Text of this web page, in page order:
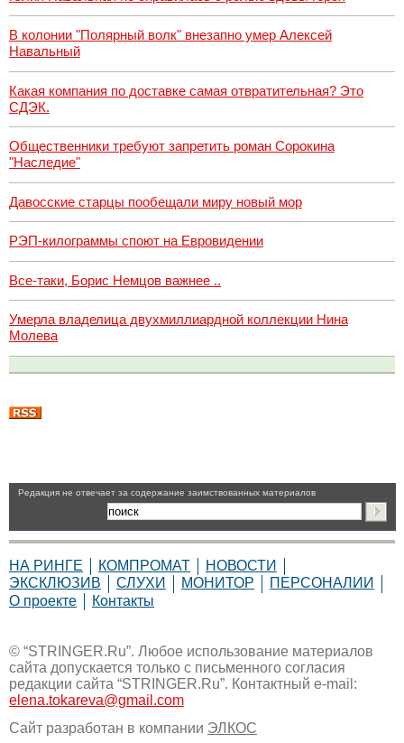
В колонии "Полярный волк" внезапно умер Алексей
Навальный
Какая компания по доставке самая отвратительная? Это
СДЭК.
Общественники требуют запретить роман Сорокина
"Наследие"
Давосские старцы пообещали миру новый мор
РЭП-килограммы споют на Евровидении
Все-таки, Борис Немцов важнее ..
Умерла владелица двухмиллиардной коллекции Нина
Молева
Pедакция не отвечает за содержание заимствованных материалов
НА РИНГЕ КОМПРОМАТ
НОВОСТИ
ЭКСКЛЮЗИВ
СЛУХИ МОНИТОР
ПЕРСОНАЛИИ
О проекте
Контакты
© “STRINGER.Ru”. Любое использование материалов
сайта допускается только с письменного согласия
редакции сайта “STRINGER.Ru”. Контактный e-mail:
elena.tokareva@gmail.com
Сайт разработан в компании ЭЛКОС